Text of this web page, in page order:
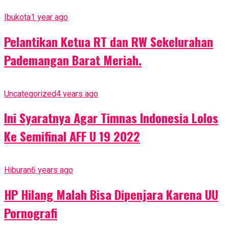
Ibukota1 year ago
Pelantikan Ketua RT dan RW Sekelurahan
Pademangan Barat Meriah.
Uncategorized4 years ago
Ini Syaratnya Agar Timnas Indonesia Lolos
Ke Semifinal AFF U 19 2022
Hiburan6 years ago
HP Hilang Malah Bisa Dipenjara Karena UU
Pornografi